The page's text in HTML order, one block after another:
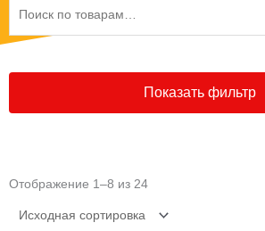
Показать фильтр
Отображение 1–8 из 24